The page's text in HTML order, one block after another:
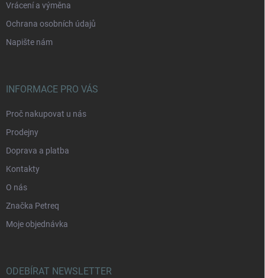
Vrácení a výměna
Ochrana osobních údajů
Napište nám
INFORMACE PRO VÁS
Proč nakupovat u nás
Prodejny
Doprava a platba
Kontakty
O nás
Značka Petreq
Moje objednávka
ODEBÍRAT NEWSLETTER